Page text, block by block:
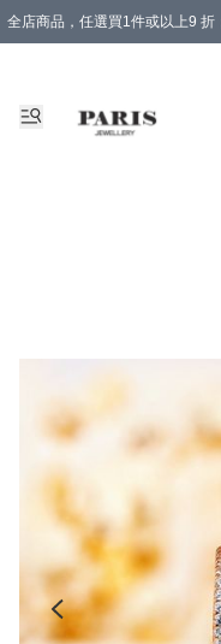
全店商品，任選買1件或以上9